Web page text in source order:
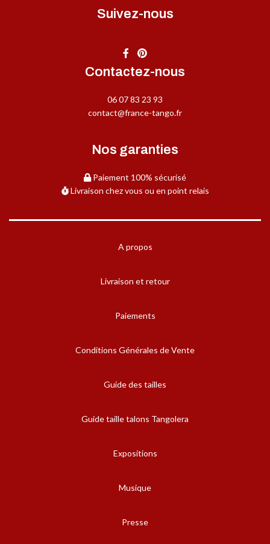
Suivez-nous
Contactez-nous
06 07 83 23 93
contact@france-tango.fr
Nos garanties
Paiement 100% sécurisé
Livraison chez vous ou en point relais
A propos
Livraison et retour
Paiements
Conditions Générales de Vente
Guide des tailles
Guide taille talons Tangolera
Expositions
Musique
Presse